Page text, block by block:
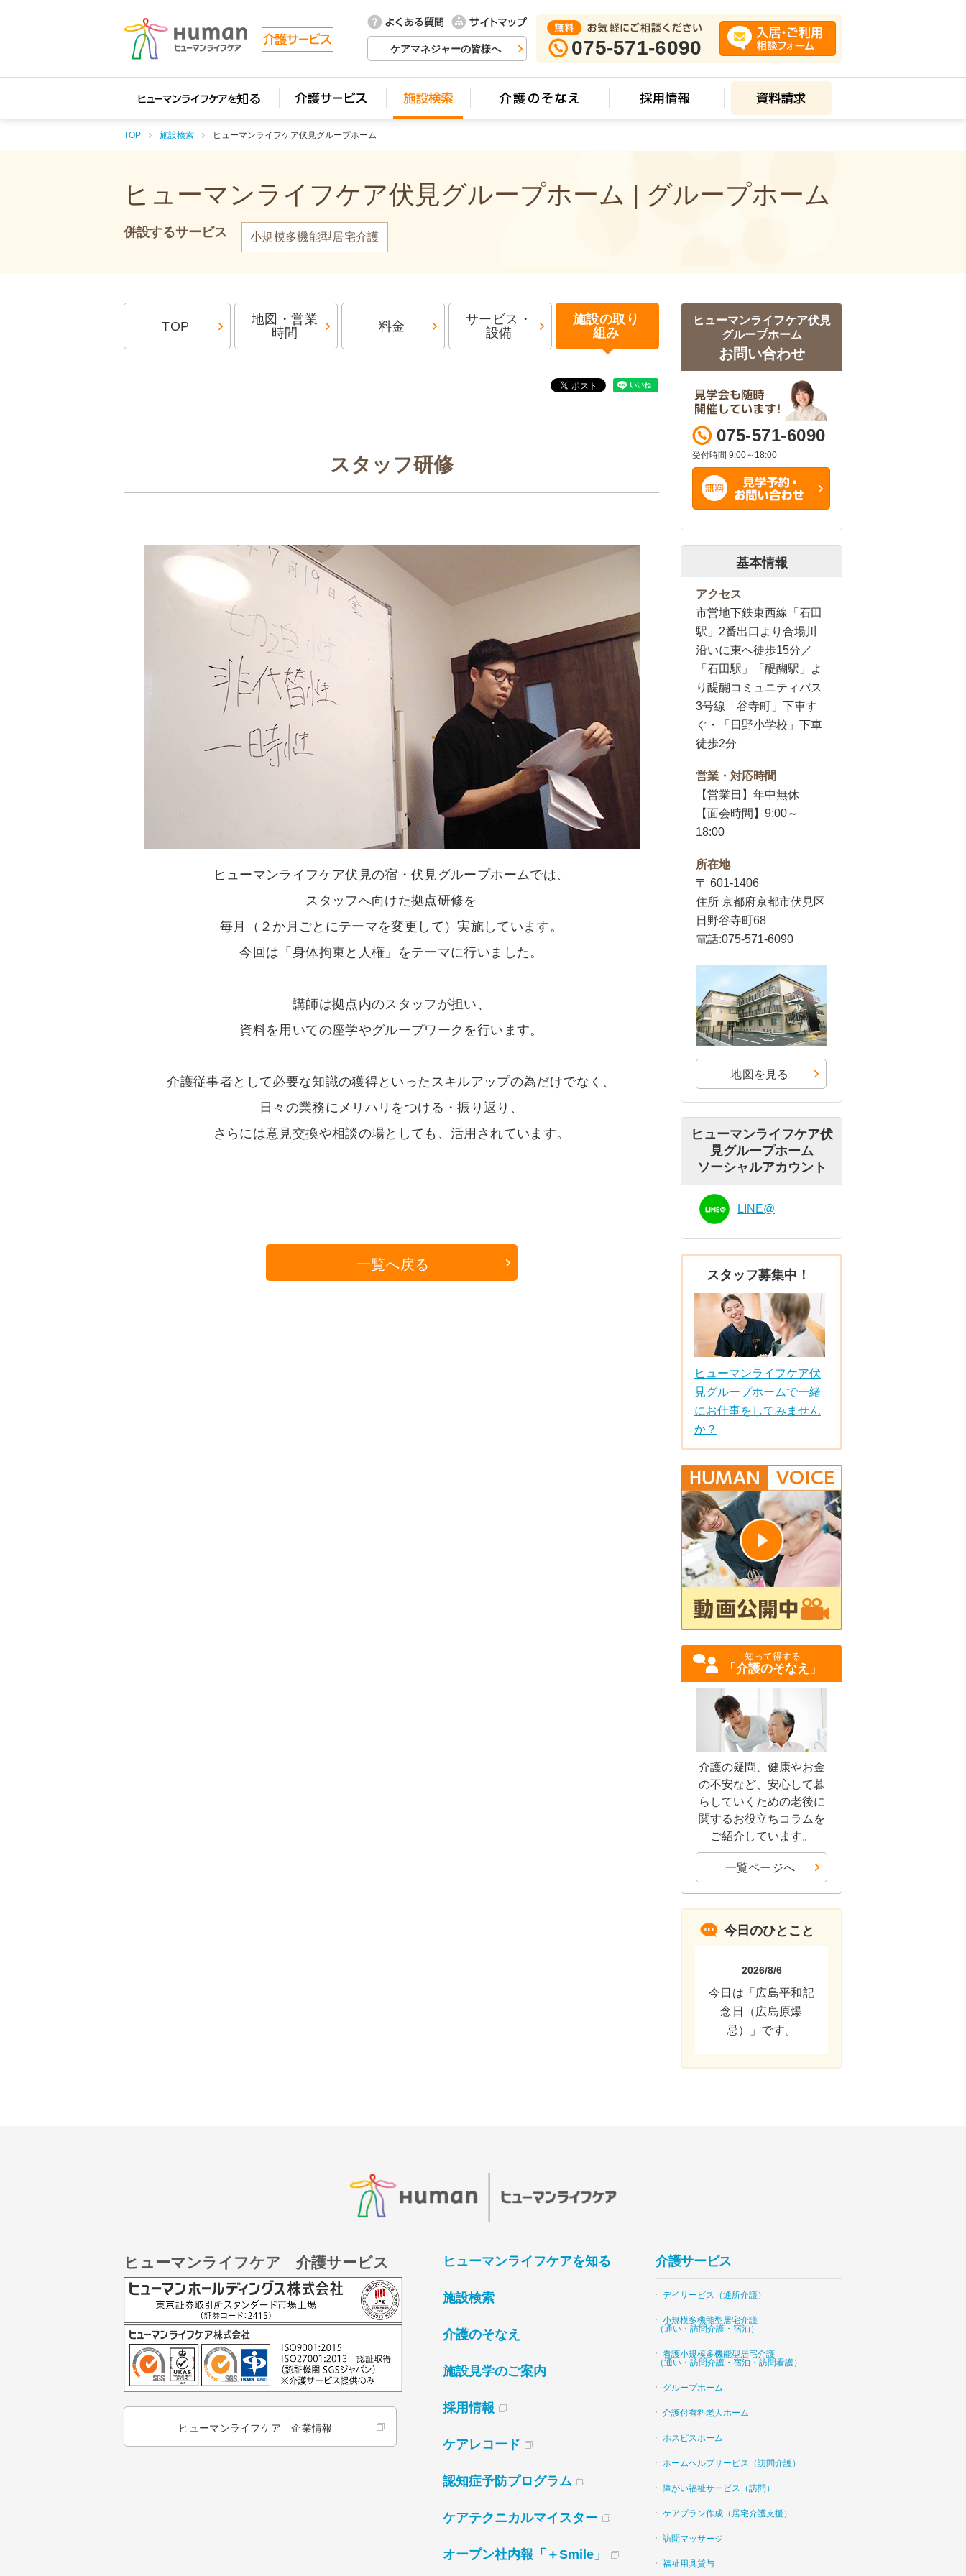
ケアマネジャーの皆様へ 075-571-6090
TOP 施設検索 ヒューマンライフケア伏見グループホーム
ヒューマンライフケア伏見グループホーム | グループホーム
併設するサービス 小規模多機能型居宅介護
TOP
地図・営業
時間
料金
サービス・
設備
施設の取り
組み
スタッフ研修
ヒューマンライフケア伏見の宿・伏見グループホームでは、
スタッフへ向けた拠点研修を
毎月（２か月ごとにテーマを変更して）実施しています。
今回は「身体拘束と人権」をテーマに行いました。
講師は拠点内のスタッフが担い、
資料を用いての座学やグループワークを行います。
介護従事者として必要な知識の獲得といったスキルアップの為だけでなく、
日々の業務にメリハリをつける・振り返り、
さらには意見交換や相談の場としても、活用されています。
一覧へ戻る
ヒューマンライフケア伏見
グループホーム
お問い合わせ
075-571-6090
受付時間 9:00～18:00
基本情報
アクセス
市営地下鉄東西線「石田
駅」2番出口より合場川
沿いに東へ徒歩15分／
「石田駅」「醍醐駅」よ
り醍醐コミュニティバス
3号線「谷寺町」下車す
ぐ・「日野小学校」下車
徒歩2分
営業・対応時間
【営業日】年中無休
【面会時間】9:00～
18:00
所在地
〒 601-1406
住所 京都府京都市伏見区
日野谷寺町68
電話:075-571-6090
地図を見る
ヒューマンライフケア伏
見グループホーム
ソーシャルアカウント
LINE@
スタッフ募集中！
ヒューマンライフケア伏
見グループホームで一緒
にお仕事をしてみません
か？
知って得する
「介護のそなえ」
介護の疑問、健康やお金
の不安など、安心して暮
らしていくための老後に
関するお役立ちコラムを
ご紹介しています。
一覧ページへ
今日のひとこと
2026/8/6
今日は「広島平和記
念日（広島原爆
忌）」です。
ヒューマンライフケア 介護サービス
ヒューマンライフケア 企業情報
ヒューマンライフケアを知る
施設検索
介護のそなえ
施設見学のご案内
採用情報
ケアレコード
認知症予防プログラム
ケアテクニカルマイスター
オープン社内報「＋Smile」
介護サービス
デイサービス（通所介護）
小規模多機能型居宅介護
（通い・訪問介護・宿泊）
看護小規模多機能型居宅介護
（通い・訪問介護・宿泊・訪問看護）
グループホーム
介護付有料老人ホーム
ホスピスホーム
ホームヘルプサービス（訪問介護）
障がい福祉サービス（訪問）
ケアプラン作成（居宅介護支援）
訪問マッサージ
福祉用具貸与